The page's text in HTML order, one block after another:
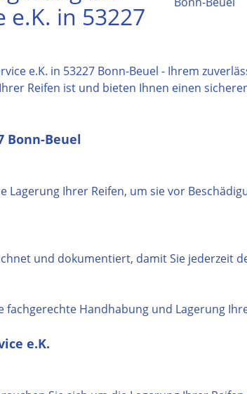
e.K. in 53227
e.K. in 53227 Bonn-Beuel - Ihrem
Reifen ist und bieten Ihnen einen
Bonn-Beuel
Lagerung Ihrer Reifen, um sie vor
und dokumentiert, damit Sie jederzeit
Handhabung und Lagerung
e.K.